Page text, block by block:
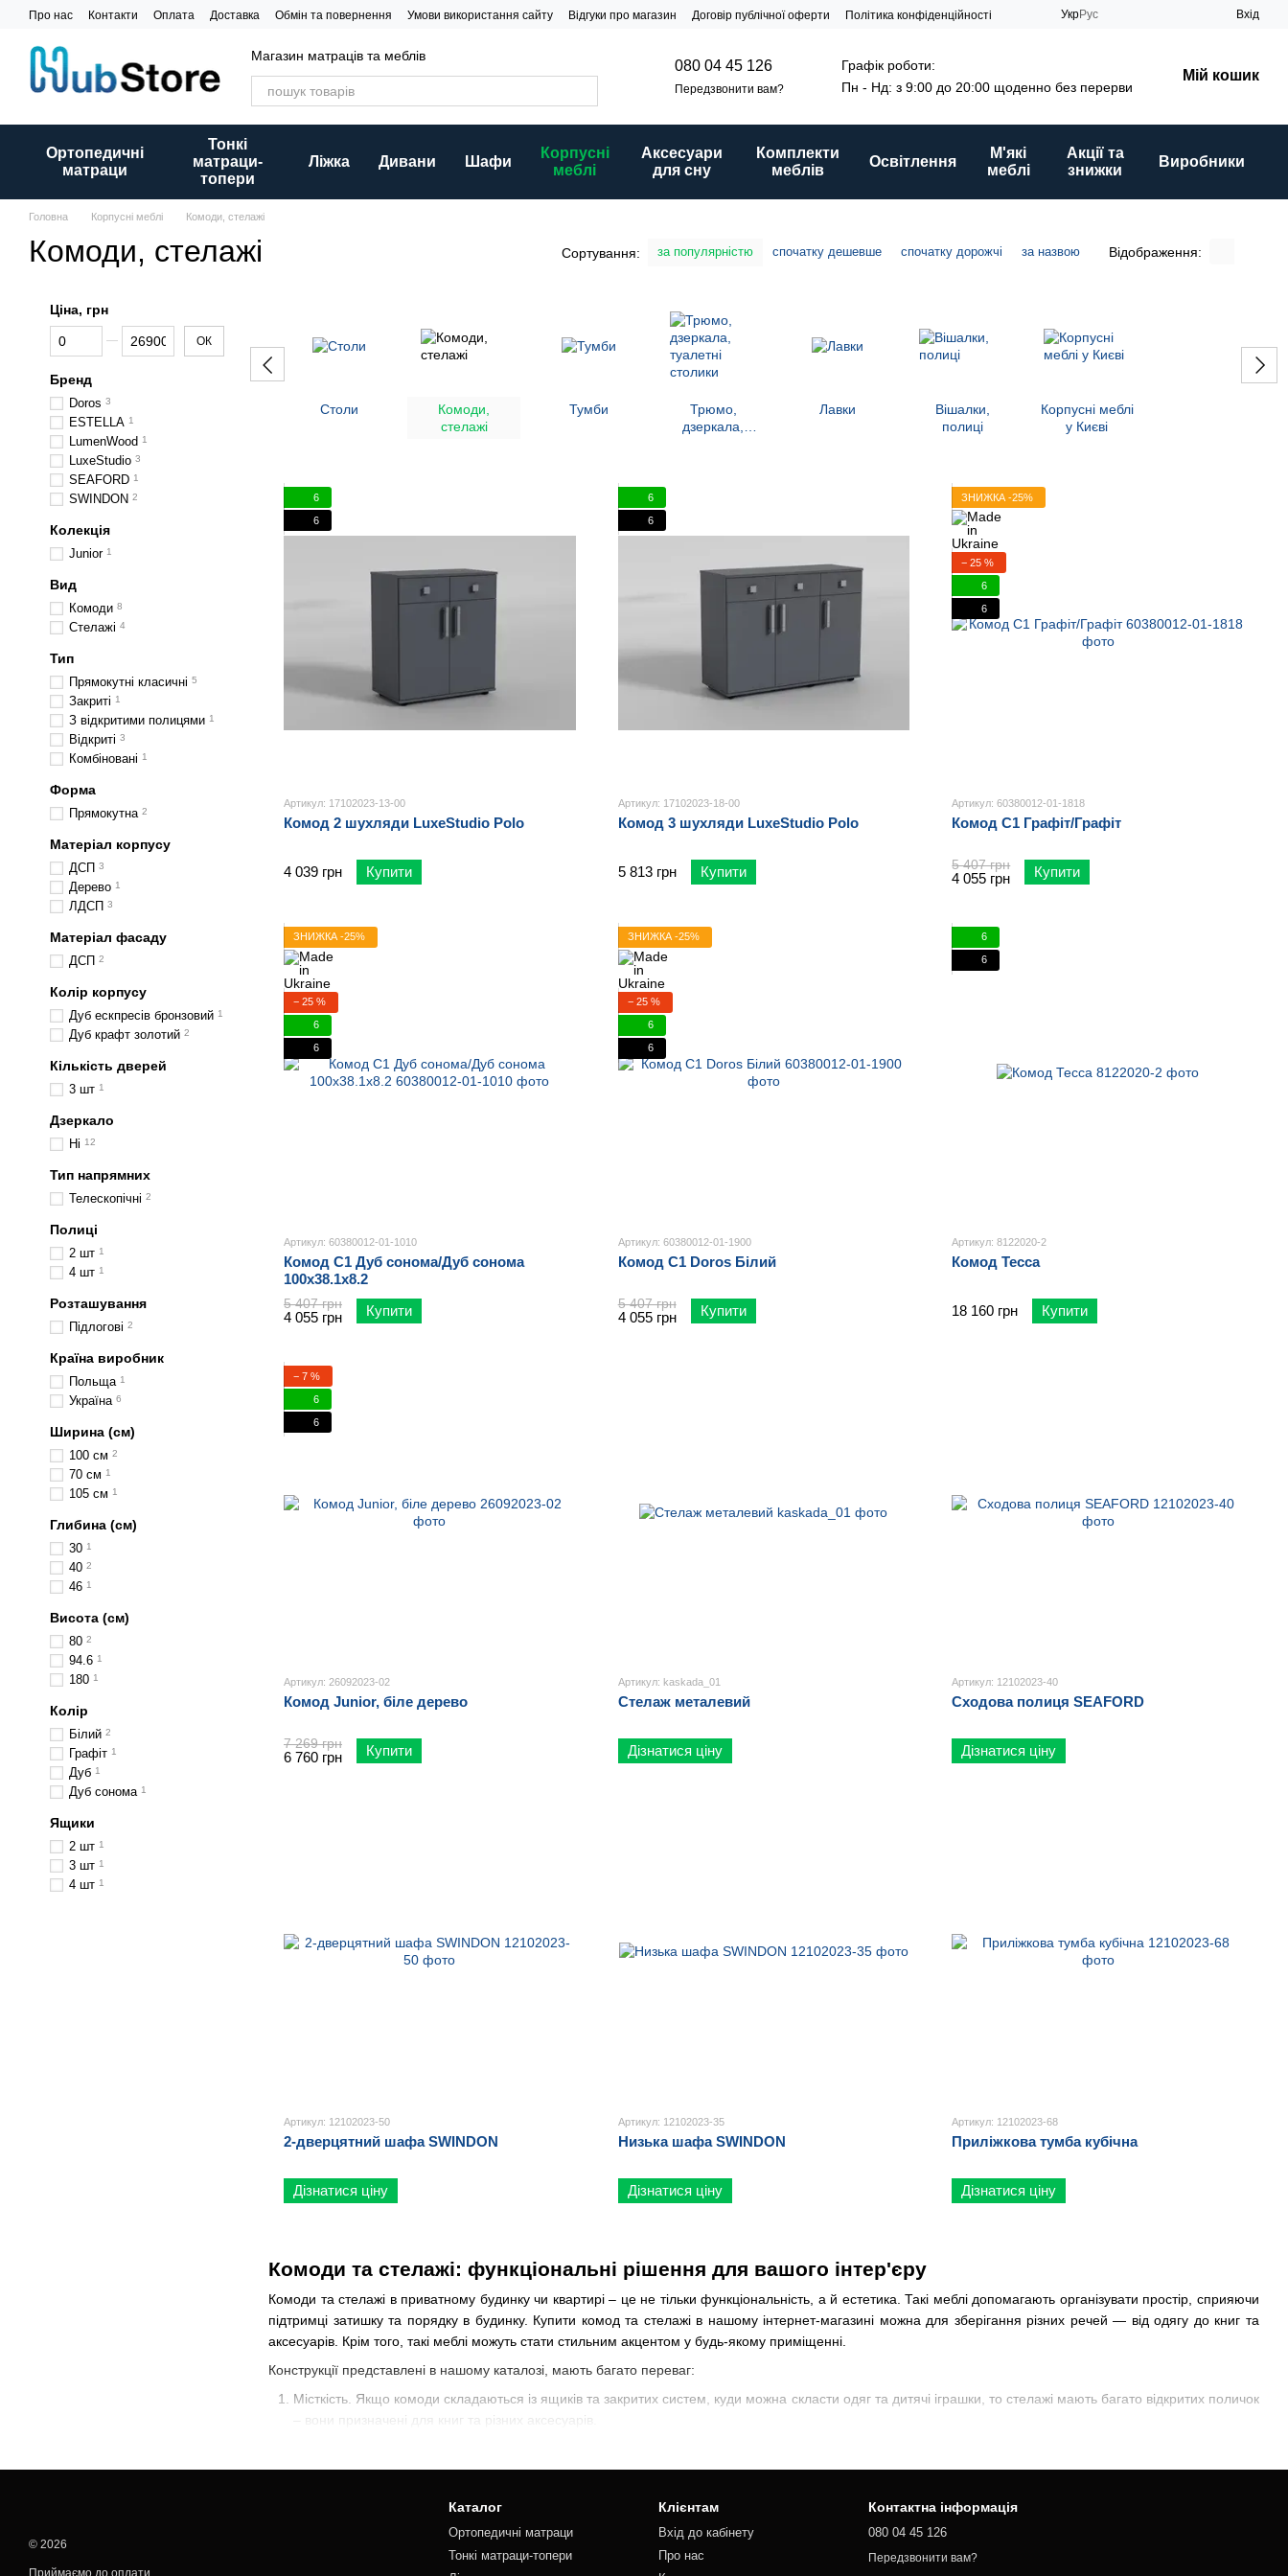
Перейти до основного контенту
Про нас Контакти Оплата Доставка Обмін та повернення Умови використання сайту Відгуки про магазин Договір публічної оферти Політика конфіденційності УкрРус Вхід
Магазин матраців та меблів
080 04 45 126
Передзвонити вам?
Графік роботи:
Пн - Нд: з 9:00 до 20:00 щоденно без перерви
Мій кошик
Ортопедичні
матраци
Тонкі
матраци-
топери
Ліжка Дивани Шафи
Корпусні
меблі
Аксесуари
для сну
Комплекти
меблів
Освітлення
М'які
меблі
Акції та
знижки
Виробники
Головна Корпусні меблі Комоди, стелажі
Комоди, стелажі Сортування: за популярністю спочатку дешевше спочатку дорожчі за назвою Відображення:
Столи
Комоди,
стелажі
Тумби
Трюмо,
дзеркала,
Лавки
Вішалки,
полиці
Корпусні меблі
у Києві
Комоди та стелажі: функціональні рішення для вашого інтер'єру
Комоди та стелажі в приватному будинку чи квартирі – це не тільки функціональність, а й естетика. Такі меблі допомагають організувати простір, сприяючи
підтримці затишку та порядку в будинку. Купити комод та стелажі в нашому інтернет-магазині можна для зберігання різних речей — від одягу до книг та
аксесуарів. Крім того, такі меблі можуть стати стильним акцентом у будь-якому приміщенні.
Конструкції представлені в нашому каталозі, мають багато переваг:
Місткість. Якщо комоди складаються із ящиків та закритих систем, куди можна скласти одяг та дитячі іграшки, то стелажі мають багато відкритих поличок
– вони призначені для книг та різних аксесуарів.
невеликих спальних кімнат, малогабаритних віталень та передпокоїв.
Системність. Для кожного виду речей або аксесуарів можна виділити окреме місце. Це зручно, оскільки це допомагає швидко знаходити все, що
Усі речі, які є в комодах та на стелажах, знаходяться у зоні доступності.
6
6
Артикул: 17102023-13-00
Комод 2 шухляди LuxeStudio Polo
4 039 грн Купити
6
6
Артикул: 17102023-18-00
Комод 3 шухляди LuxeStudio Polo
5 813 грн Купити
ЗНИЖКА -25%
− 25 %
6
6
Артикул: 60380012-01-1818
Комод С1 Графіт/Графіт
5 407 грн
4 055 грн Купити
ЗНИЖКА -25%
− 25 %
6
6
Артикул: 60380012-01-1010
Комод С1 Дуб сонома/Дуб сонома
100х38.1х8.2
5 407 грн
4 055 грн Купити
ЗНИЖКА -25%
− 25 %
6
6
Артикул: 60380012-01-1900
Комод С1 Doros Білий
5 407 грн
4 055 грн Купити
6
6
Артикул: 8122020-2
Комод Тесса
18 160 грн Купити
− 7 %
6
6
Артикул: 26092023-02
Комод Junior, біле дерево
7 269 грн
6 760 грн Купити
Артикул: kaskada_01
Стелаж металевий
Дізнатися ціну
Артикул: 12102023-40
Сходова полиця SEAFORD
Дізнатися ціну
Артикул: 12102023-50
2-дверцятний шафа SWINDON
Дізнатися ціну
Артикул: 12102023-35
Низька шафа SWINDON
Дізнатися ціну
Артикул: 12102023-68
Приліжкова тумба кубічна
Дізнатися ціну
Ціна, грн
Від Ціна, грн
До Ціна, грн ОК
Бренд
Doros 3
ESTELLA 1
LumenWood 1
LuxeStudio 3
SEAFORD 1
SWINDON 2
Колекція
Junior 1
Вид
Комоди 8
Стелажі 4
Тип
Прямокутні класичні 5
Закриті 1
З відкритими полицями 1
Відкриті 3
Комбіновані 1
Форма
Прямокутна 2
Матеріал корпусу
ДСП 3
Дерево 1
ЛДСП 3
Матеріал фасаду
ДСП 2
Колір корпусу
Дуб ескпресів бронзовий 1
Дуб крафт золотий 2
Кількість дверей
3 шт 1
Дзеркало
Ні 12
Тип напрямних
Телескопічні 2
Полиці
2 шт 1
4 шт 1
Розташування
Підлогові 2
Країна виробник
Польща 1
Україна 6
Ширина (см)
100 см 2
70 см 1
105 см 1
Глибина (см)
30 1
40 2
46 1
Висота (см)
80 2
94.6 1
180 1
Колір
Білий 2
Графіт 1
Дуб 1
Дуб сонома 1
Ящики
2 шт 1
3 шт 1
4 шт 1
© 2026
Приймаємо до оплати
Каталог
Ортопедичні матраци
Тонкі матраци-топери
Клієнтам
Вхід до кабінету
Про нас
Контактна інформація
080 04 45 126
Передзвонити вам?